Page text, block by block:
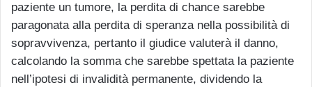
paziente un tumore, la perdita di chance sarebbe
paragonata alla perdita di speranza nella possibilità di
sopravvivenza, pertanto il giudice valuterà il danno,
calcolando la somma che sarebbe spettata la paziente
nell’ipotesi di invalidità permanente, dividendo la